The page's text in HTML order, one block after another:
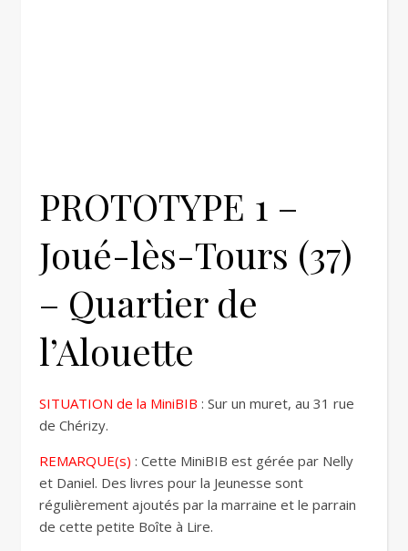
PROTOTYPE 1 –
Joué-lès-Tours (37)
– Quartier de
l’Alouette
SITUATION de la MiniBIB : Sur un muret, au 31 rue
de Chérizy.
REMARQUE(s) : Cette MiniBIB est gérée par Nelly
et Daniel. Des livres pour la Jeunesse sont
régulièrement ajoutés par la marraine et le parrain
de cette petite Boîte à Lire.